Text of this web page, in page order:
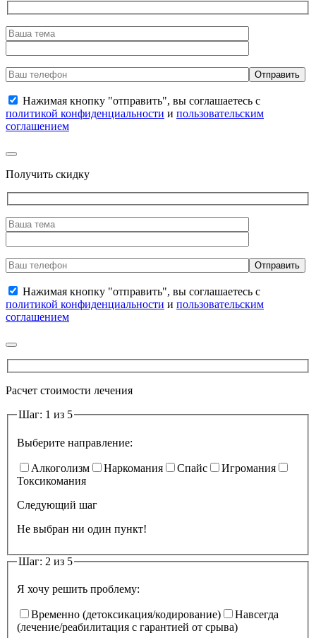
Нажимая кнопку "отправить", вы соглашаетесь с
политикой конфиденциальности и пользовательским
соглашением
Получить скидку
Нажимая кнопку "отправить", вы соглашаетесь с
политикой конфиденциальности и пользовательским
соглашением
Расчет стоимости лечения
Шаг: 1 из 5
Выберите направление:
Алкоголизм Наркомания Спайс
Игромания
Токсикомания
Следующий шаг
Не выбран ни один пункт!
Шаг: 2 из 5
Я хочу решить проблему:
Временно (детоксикация/кодирование)
Навсегда
(лечение/реабилитация с гарантией от срыва)